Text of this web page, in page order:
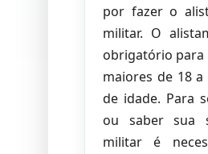
por fazer o
militar. O
obrigatório para
maiores de 18 a
de idade. Para
ou saber sua
militar é